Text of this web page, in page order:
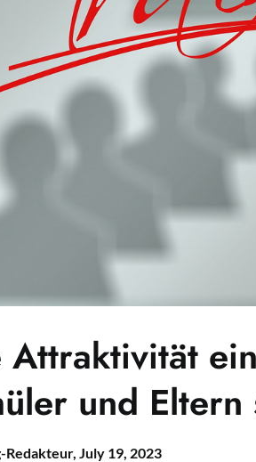
Attraktivität
und
Redakteur, July 19, 2023